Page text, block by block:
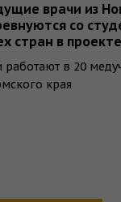
врачи из
со
стран в
работают в 20
края